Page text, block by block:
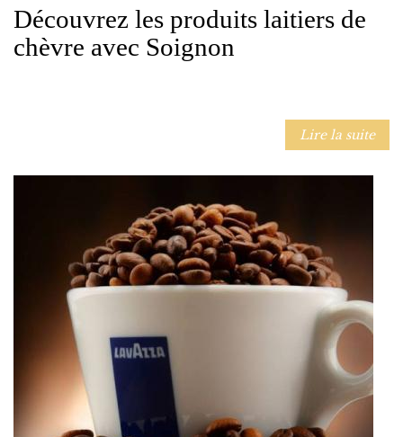
Découvrez les produits laitiers de
chèvre avec Soignon
Lire la suite